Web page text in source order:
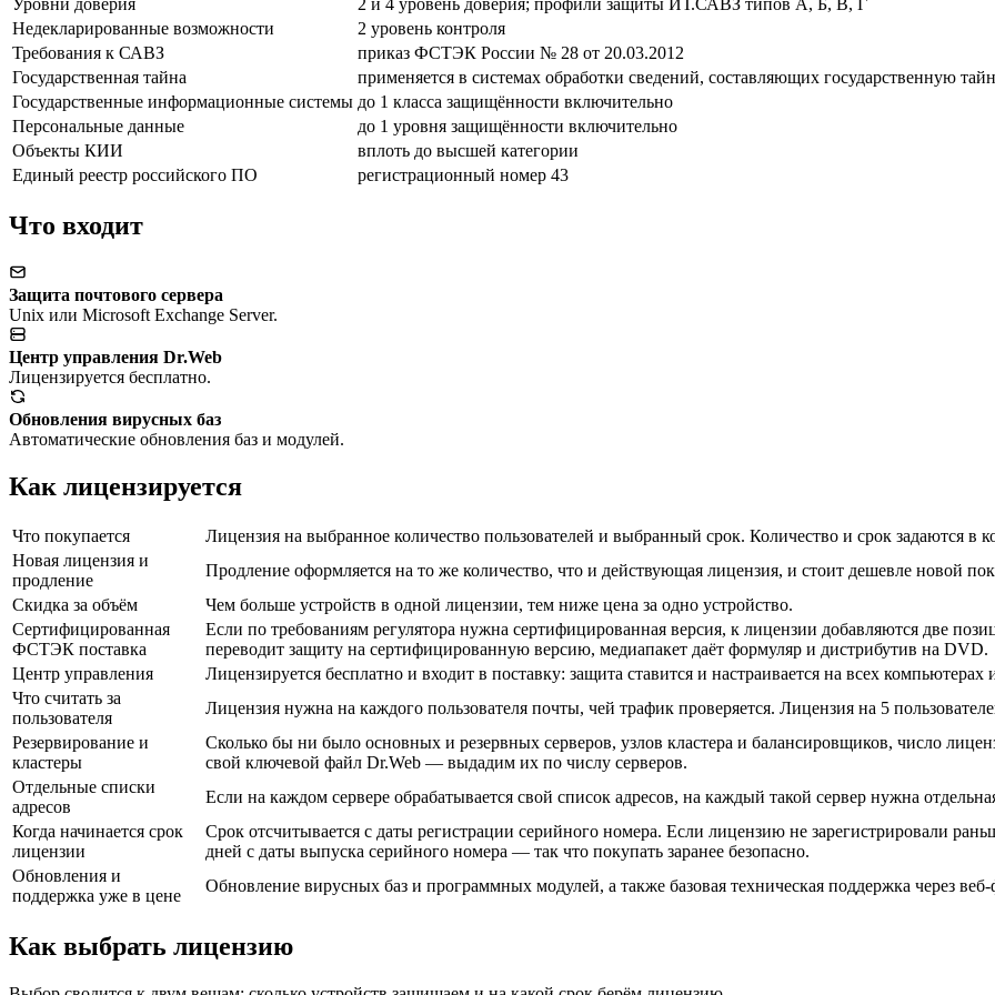
Недекларированные возможности
2 уровень контроля
Требования к САВЗ
приказ ФСТЭК России № 28 от 20.03.2012
Государственная тайна
применяется в системах обработки сведений, составляющих государственную
Государственные информационные системы до 1 класса защищённости включительно
Персональные данные
до 1 уровня защищённости включительно
Объекты КИИ
вплоть до высшей категории
Единый реестр российского ПО
регистрационный номер 43
Что входит
Защита почтового сервера
Unix или Microsoft Exchange Server.
Центр управления Dr.Web
Лицензируется бесплатно.
Обновления вирусных баз
Автоматические обновления баз и модулей.
Как лицензируется
Что покупается
Лицензия на выбранное количество пользователей и выбранный срок. Количество и срок задаются в
Новая лицензия и
продление
Продление оформляется на то же количество, что и действующая лицензия, и стоит дешевле новой
Скидка за объём
Чем больше устройств в одной лицензии, тем ниже цена за одно устройство.
Сертифицированная
ФСТЭК поставка
Если по требованиям регулятора нужна сертифицированная версия, к лицензии добавляются две
переводит защиту на сертифицированную версию, медиапакет даёт формуляр и дистрибутив на DVD.
Центр управления
Лицензируется бесплатно и входит в поставку: защита ставится и настраивается на всех компьютерах
Что считать за
пользователя
Лицензия нужна на каждого пользователя почты, чей трафик проверяется. Лицензия на 5
Резервирование и
кластеры
Сколько бы ни было основных и резервных серверов, узлов кластера и балансировщиков, число
свой ключевой файл Dr.Web — выдадим их по числу серверов.
Отдельные списки
адресов
Если на каждом сервере обрабатывается свой список адресов, на каждый такой сервер нужна
Когда начинается срок
лицензии
Срок отсчитывается с даты регистрации серийного номера. Если лицензию не зарегистрировали
дней с даты выпуска серийного номера — так что покупать заранее безопасно.
Обновления и
поддержка уже в цене
Обновление вирусных баз и программных модулей, а также базовая техническая поддержка через
Как выбрать лицензию